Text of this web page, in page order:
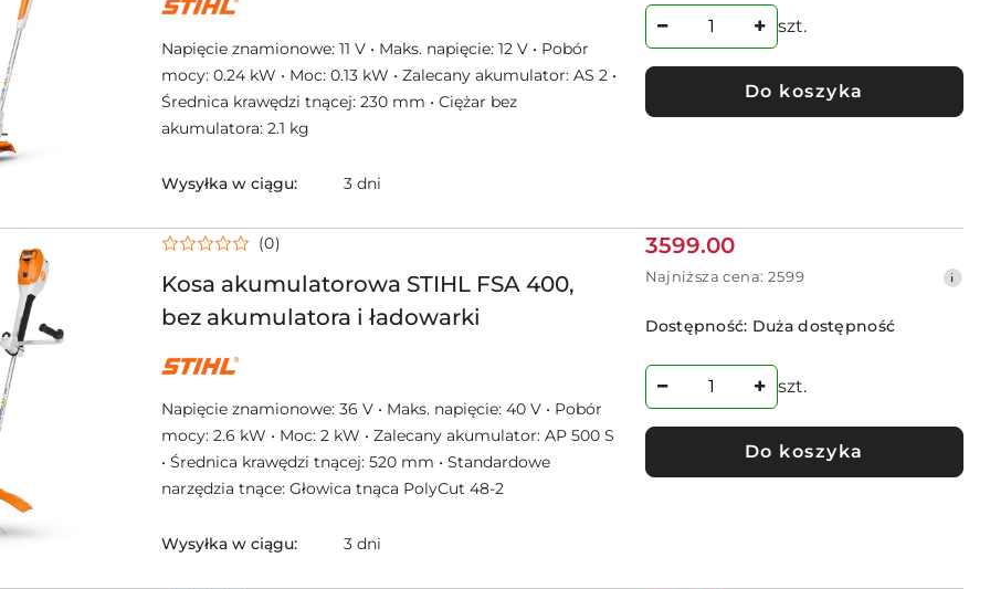
PRODUCENTA:
Napięcie znamionowe: 11 V • Maks. napięcie: 12 V • Pobór
mocy: 0.24 kW • Moc: 0.13 kW • Zalecany akumulator: AS 2 •
Średnica krawędzi tnącej: 230 mm • Ciężar bez
akumulatora: 2.1 kg
Wysyłka w ciągu: 3 dni
przed
szt.
Do koszyka
Kosa akumulatorowa STIHL FSA 400,
bez akumulatora i ładowarki
(0)
NAZWA
PRODUCENTA:
Napięcie znamionowe: 36 V • Maks. napięcie: 40 V • Pobór
mocy: 2.6 kW • Moc: 2 kW • Zalecany akumulator: AP 500 S
• Średnica krawędzi tnącej: 520 mm • Standardowe
narzędzia tnące: Głowica tnąca PolyCut 48-2
Wysyłka w ciągu: 3 dni
Cena
promocyjna:
3599.00
Najniższa
30
przed
Najniższa cena: 2599
Dostępność: Duża dostępność
szt.
Do koszyka